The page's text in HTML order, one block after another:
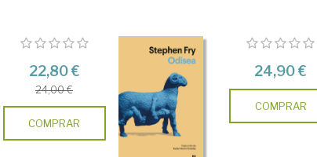
22,80 €
24,00 €
COMPRAR
24,90 €
COMPRAR